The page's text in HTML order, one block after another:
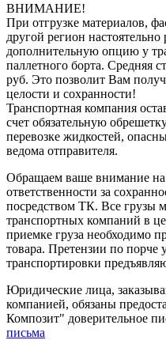
ВНИМАНИЕ!
При отгрузке материалов,
другой регион
дополнительную опцию у
паллетного борта. Средняя
руб. Это позволит Вам
целости и сохранности!
Транспортная компания
счет обязательную
перевозке жидкостей,
ведома отправителя.
Обращаем ваше внимание на
ответственности за
посредством ТК. Все грузы
транспортных компаний в
приемке груза необходимо
товара. Претензии по порче
транспортировки
Юридические лица,
компанией, обязаны
Композит" доверительное
письма